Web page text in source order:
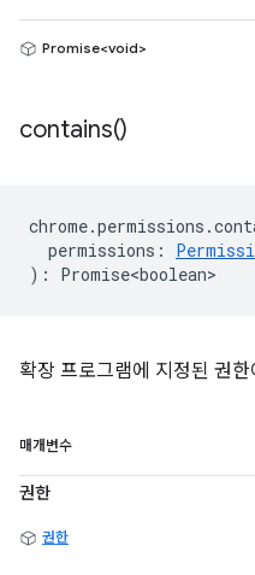
Promise<void>
contains()
chrome.permissions .
permissions :
) : Promise<boolean>
확장 프로그램에 지정된 권
매개변수
권한
권한